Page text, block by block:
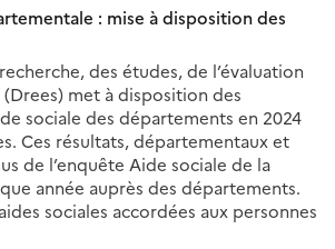
: mise à disposition des
des études, de l’évaluation
met à disposition des
sociale des départements en 2024
Ces résultats, départementaux et
de l’enquête Aide sociale de la
année auprès des départements.
sociales accordées aux personnes